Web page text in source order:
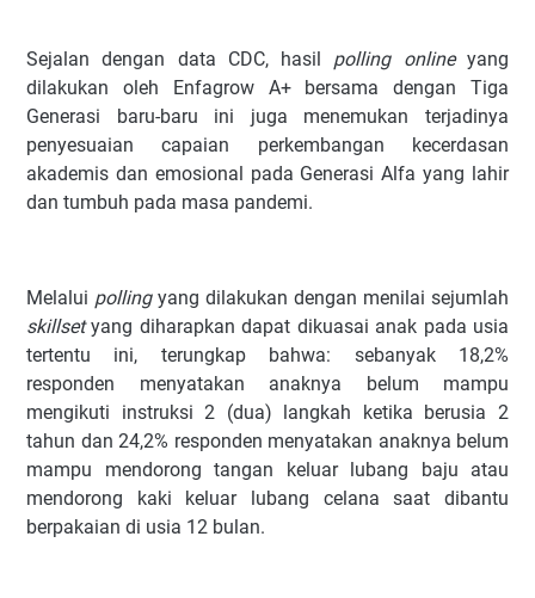
Sejalan dengan data CDC, hasil polling onlineyang
dilakukan oleh Enfagrow A+ bersama dengan Tiga
Generasi baru-baru ini juga menemukan terjadinya
penyesuaian capaian perkembangan kecerdasan
akademis dan emosional pada Generasi Alfa yang lahir
dan tumbuh pada masa pandemi.
Melalui pollingyang dilakukan dengan menilai sejumlah
skillsetyang diharapkan dapat dikuasai anak pada usia
tertentu ini, terungkap bahwa: sebanyak 18,2%
responden menyatakan anaknya belum mampu
mengikuti instruksi 2 (dua) langkah ketika berusia 2
tahun dan 24,2% responden menyatakan anaknya belum
mampu mendorong tangan keluar lubang baju atau
mendorong kaki keluar lubang celana saat dibantu
berpakaian di usia 12 bulan.